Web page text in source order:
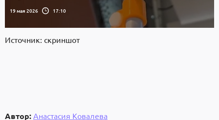
19 мая 2026 17:10
Источник: скриншот
Автор: Анастасия Ковалева